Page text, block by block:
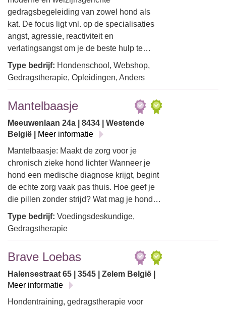
gedragsbegeleiding van zowel hond als
kat. De focus ligt vnl. op de specialisaties
angst, agressie, reactiviteit en
verlatingsangst om je de beste hulp te…
Type bedrijf: Hondenschool, Webshop,
Gedragstherapie, Opleidingen, Anders
Mantelbaasje
Meeuwenlaan 24a | 8434 | Westende
België |
Meer informatie
Mantelbaasje: Maakt de zorg voor je
chronisch zieke hond lichter Wanneer je
hond een medische diagnose krijgt, begint
de echte zorg vaak pas thuis. Hoe geef je
die pillen zonder strijd? Wat mag je hond…
Type bedrijf: Voedingsdeskundige,
Gedragstherapie
Brave Loebas
Halensestraat 65 | 3545 | Zelem België |
Meer informatie
Hondentraining, gedragstherapie voor